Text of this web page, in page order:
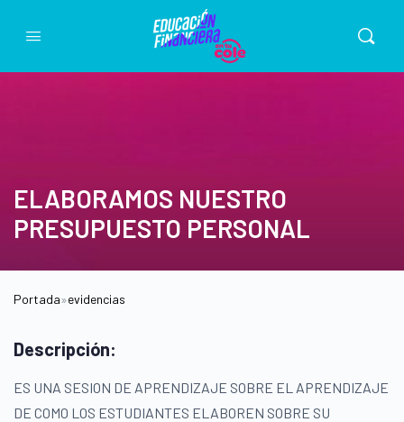
ELABORAMOS NUESTRO
PRESUPUESTO PERSONAL
Portada»evidencias
Descripción:
ES UNA SESION DE APRENDIZAJE SOBRE EL APRENDIZAJE
DE COMO LOS ESTUDIANTES ELABOREN SOBRE SU